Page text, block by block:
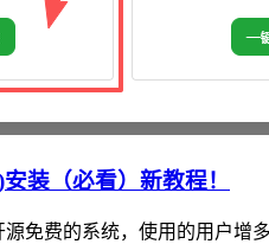
装（必看）新教程！
免费的系统，使用的用户增